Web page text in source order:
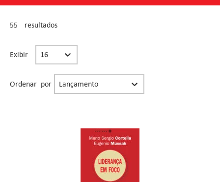
55 resultados
Exibir Select number per page
Ordenar por Organização facet resultado buscas
Sort content